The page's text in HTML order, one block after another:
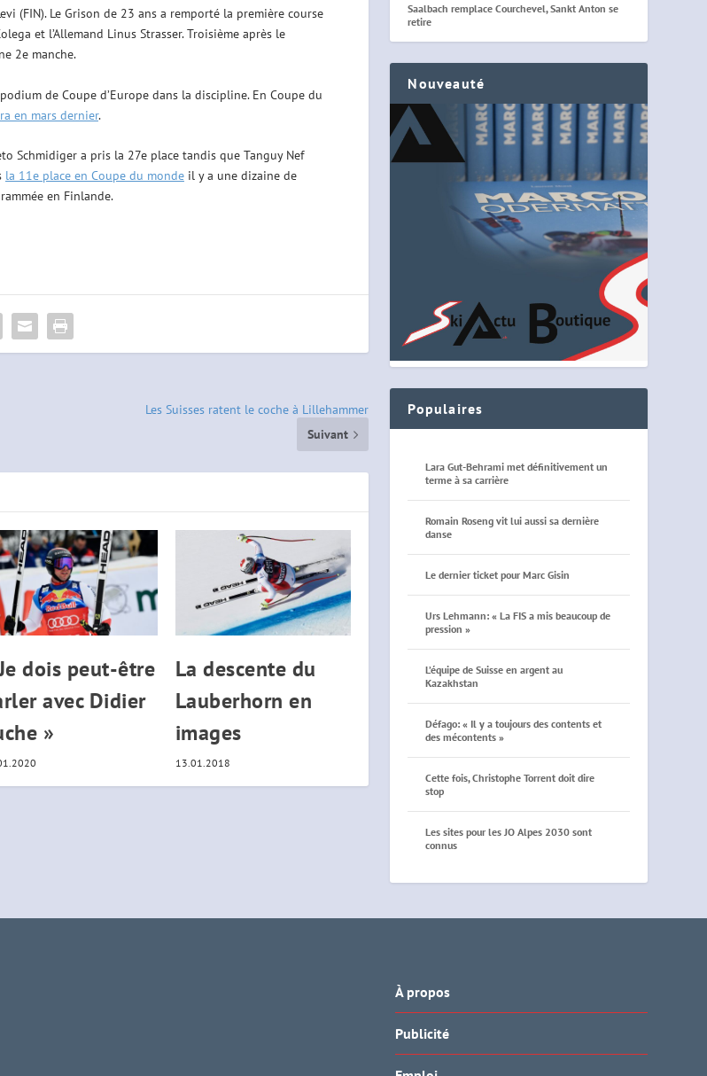
(FIN). Le Grison de 23 ans a remporté la première course
et l’Allemand Linus Strasser. Troisième après le
2e manche.
de Coupe d’Europe dans la discipline. En Coupe du
en mars dernier.
Schmidiger a pris la 27e place tandis que Tanguy Nef
la 11e place en Coupe du mondeil y a une dizaine de
en Finlande.
Les Suisses ratent le coche à Lillehammer
Suivant
dois peut-être
avec Didier
»
La descente du
Lauberhorn en
images
13.01.2018
Saalbach remplace Courchevel, Sankt Anton se
retire
Nouveauté
Populaires
Lara Gut-Behrami met définitivement un
terme à sa carrière
Romain Roseng vit lui aussi sa dernière
danse
Le dernier ticket pour Marc Gisin
Urs Lehmann: « La FIS a mis beaucoup de
pression »
L’équipe de Suisse en argent au
Kazakhstan
Défago: « Il y a toujours des contents et
des mécontents »
Cette fois, Christophe Torrent doit dire
stop
Les sites pour les JO Alpes 2030 sont
connus
À propos
Publicité